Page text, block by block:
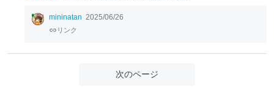
mininatan 2025/06/26
リンク
次のページ